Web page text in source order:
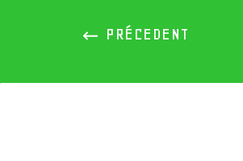
PREVIOUS
PRÉCEDENT